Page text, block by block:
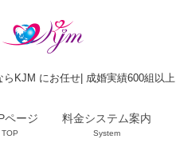
らKJM にお任せ| 成婚実績600組以
ページ
TOP
料金システム案内
System